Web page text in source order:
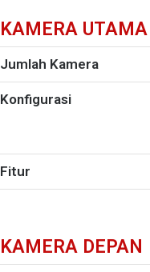
KAMERA UTAMA
Jumlah Kamera
Konfigurasi
Fitur
KAMERA DEPAN